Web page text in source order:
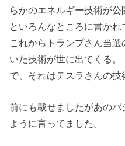
らかのエネルギー技術が公
といろんなところに書かれ
これからトランプさん当
いた技術が世に出てくる。
で、それはテスラさんの技
前にも載せましたがあの
ように言ってました。